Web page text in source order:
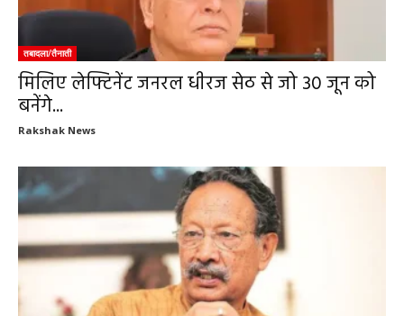
तबादला/तैनाती
मिलिए लेफ्टिनेंट जनरल धीरज सेठ से जो 30 जून को
बनेंगे...
Rakshak News